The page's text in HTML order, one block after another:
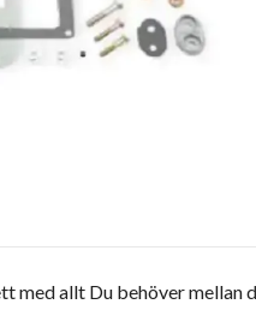
allt Du behöver mellan